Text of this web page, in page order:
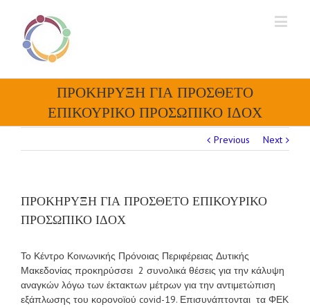
ΠΡΟΚΗΡΥΞΗ ΓΙΑ ΠΡΟΣΘΕΤΟ
ΕΠΙΚΟΥΡΙΚΟ ΠΡΟΣΩΠΙΚΟ ΙΔΟΧ
Previous Next
ΠΡΟΚΗΡΥΞΗ ΓΙΑ ΠΡΟΣΘΕΤΟ ΕΠΙΚΟΥΡΙΚΟ
ΠΡΟΣΩΠΙΚΟ ΙΔΟΧ
Το Κέντρο Κοινωνικής Πρόνοιας Περιφέρειας Δυτικής
Μακεδονίας προκηρύσσει 2 συνολικά θέσεις για την κάλυψη
αναγκών λόγω των έκτακτων μέτρων για την αντιμετώπιση
εξάπλωσης του κορονοϊού covid-19. Επισυνάπτονται τα ΦΕΚ